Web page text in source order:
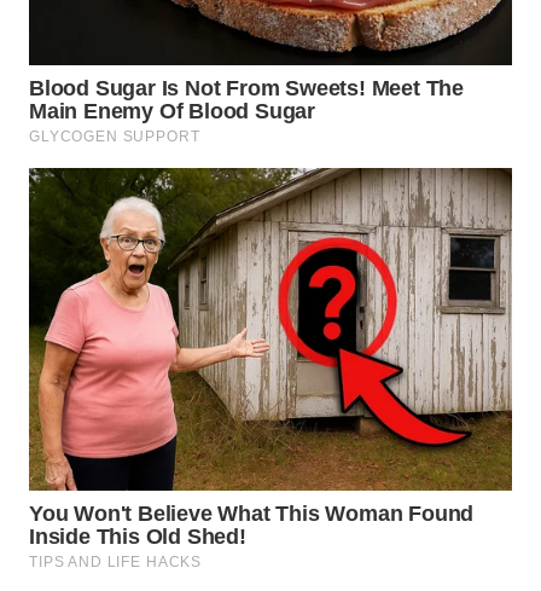
WN
TAPANULI
TANJUNG
LESUNG
WN
KARO
WN
SIMALUNGUN
WN
LABUHANBATU